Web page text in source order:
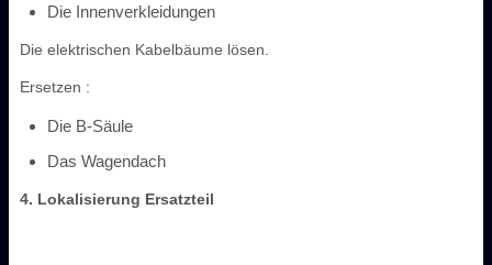
Die Innenverkleidungen
Die elektrischen Kabelbäume lösen.
Ersetzen :
Die B-Säule
Das Wagendach
4. Lokalisierung Ersatzteil